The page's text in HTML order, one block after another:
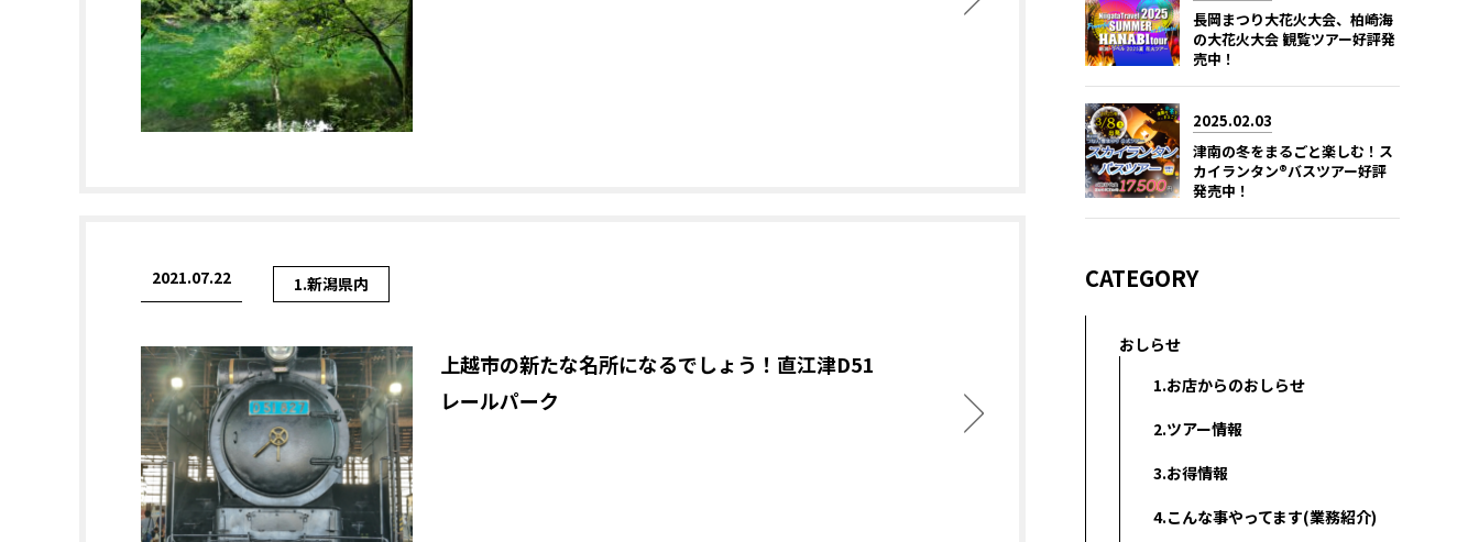
2021.07.22 1.新潟県内
上越市の新たな名所になるでしょう！直江津D51
レールパーク
長岡まつり大花火大会、柏崎海
の大花火大会 観覧ツアー好評発
売中！
2025.02.03
津南の冬をまるごと楽しむ！ス
カイランタン®バスツアー好評
発売中！
CATEGORY
おしらせ
1.お店からのおしらせ
2.ツアー情報
3.お得情報
4.こんな事やってます(業務紹介)